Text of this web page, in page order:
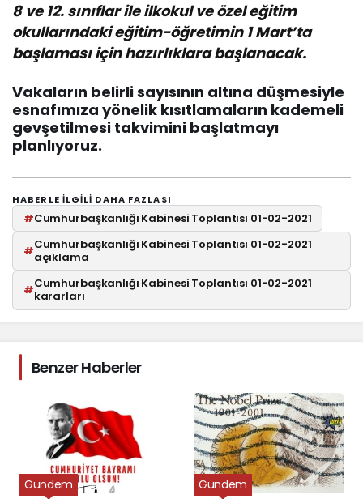
8 ve 12. sınıflar ile ilkokul ve özel eğitim
okullarındaki eğitim-öğretimin 1 Mart’ta
başlaması için hazırlıklara başlanacak.
Vakaların belirli sayısının altına düşmesiyle
esnafımıza yönelik kısıtlamaların kademeli
gevşetilmesi takvimini başlatmayı
planlıyoruz.
HABERLE ILGILI DAHA FAZLASI
#Cumhurbaşkanlığı Kabinesi Toplantısı 01-02-2021
#Cumhurbaşkanlığı Kabinesi Toplantısı 01-02-2021
açıklama
#Cumhurbaşkanlığı Kabinesi Toplantısı 01-02-2021
kararları
Benzer Haberler
Gündem Gündem